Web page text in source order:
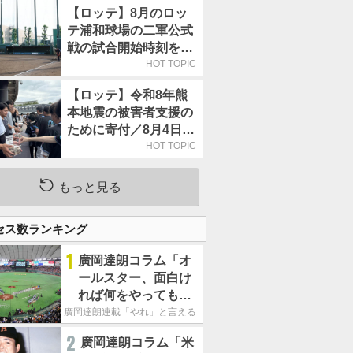
【ロッテ】8月のロッ
テ浦和球場の二軍公式
戦の試合開始時刻を午
前10時30分に変更HOT TOPIC
【ロッテ】令和8年熊
本地震の被害者支援の
ために寄付／8月4日に
は選手たちが募金箱を
HOT TOPIC
もっと見る
ス数ランキング
1 廣岡達朗コラム「オ
ールスター、面白け
れば何をやってもい
いという発想は大間
廣岡達朗連載「やれ」と言える信念
2 廣岡達朗コラム「米